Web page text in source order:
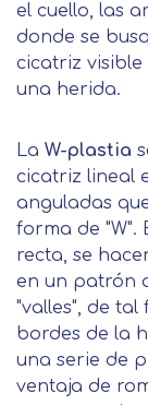
el cuello, las
donde se
cicatriz
una herida.
La W-plastia
cicatriz lineal
anguladas
forma de
recta, se
en un patrón
"valles", de
bordes de la
una serie de
ventaja de